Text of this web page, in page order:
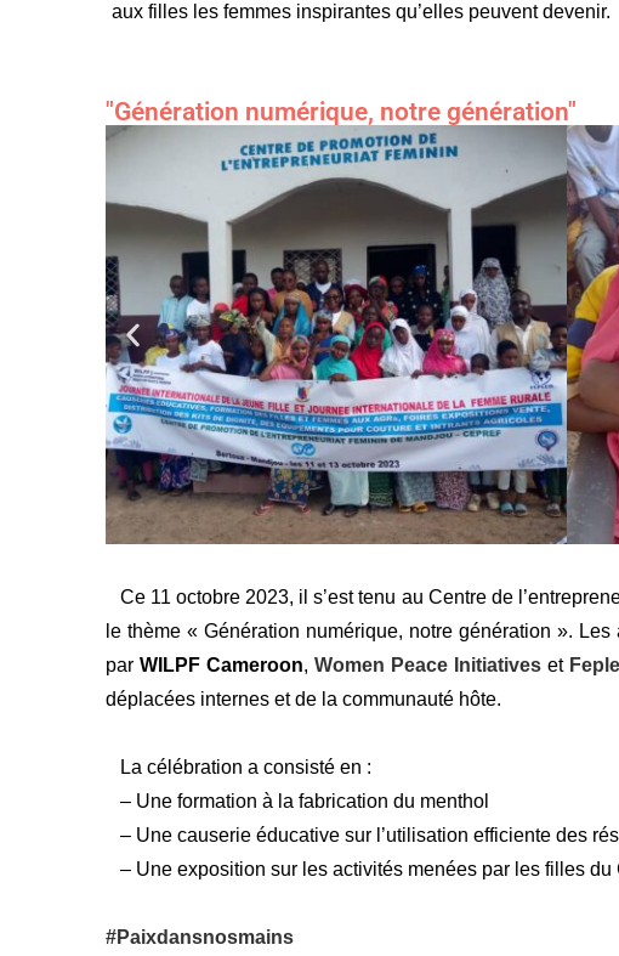
aux filles les femmes inspirantes qu’elles peuvent devenir.
"Génération numérique, notre génération"
Ce 11 octobre 2023, il s’est tenu au Centre de
le thème « Génération numérique, notre génération ».
par WILPF Cameroon, Women Peace Initiatives et
déplacées internes et de la communauté hôte.
La célébration a consisté en :
– Une formation à la fabrication du menthol
– Une causerie éducative sur l’utilisation efficiente des
– Une exposition sur les activités menées par les filles du
#Paixdansnosmains